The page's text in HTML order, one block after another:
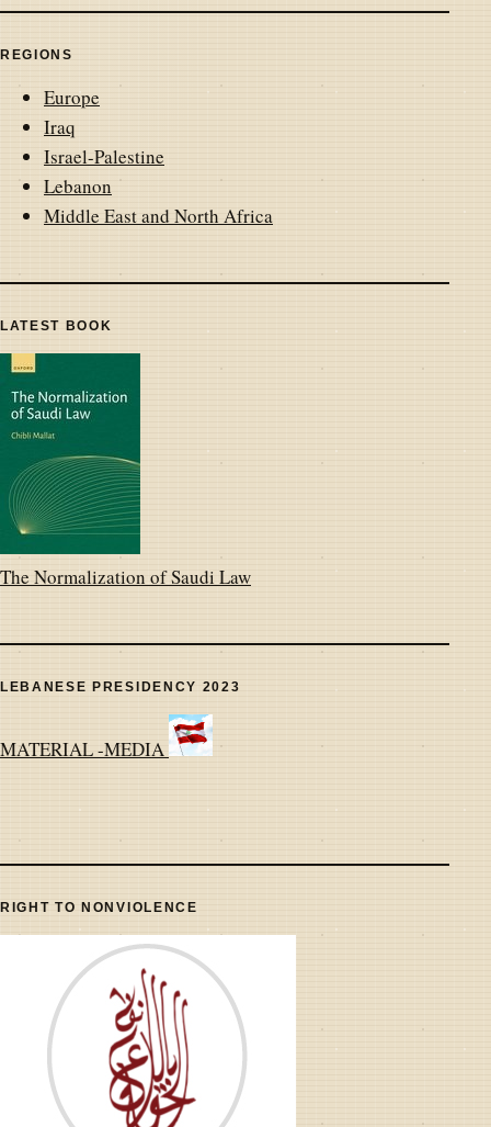
REGIONS
Europe
Iraq
Israel-Palestine
Lebanon
Middle East and North Africa
LATEST BOOK
The Normalization of Saudi Law
LEBANESE PRESIDENCY 2023
MATERIAL -MEDIA
RIGHT TO NONVIOLENCE